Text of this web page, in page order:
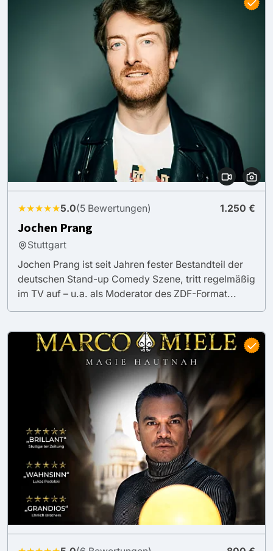
★★★★★5.0(5 Bewertungen) 1.250 €
Jochen Prang
Stuttgart
Jochen Prang ist seit Jahren fester Bestandteil der
deutschen Stand-up Comedy Szene, tritt regelmäßig
im TV auf – u.a. als Moderator des ZDF-Format...